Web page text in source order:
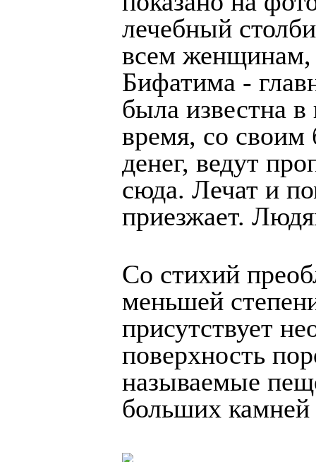
лечебный
всем женщинам,
Бифатима -
была известна
время, со своим
денег, ведут
сюда. Лечат и
приезжает.
Со стихий
меньшей
присутствует
поверхность
называемые
больших камней